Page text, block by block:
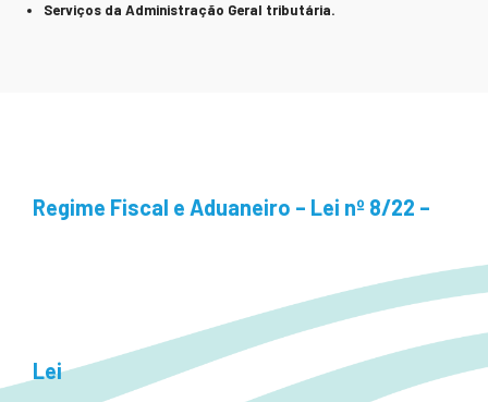
Serviços da Administração Geral tributária.
Regime Fiscal e Aduaneiro – Lei nº 8/22 –
Lei